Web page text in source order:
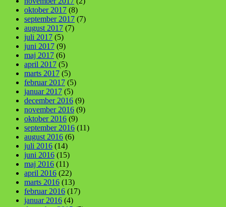
oktober 2017 (8)
september 2017 (7)
august 2017 (7)
juli 2017 (5)
juni 2017 (9)
maj 2017 (6)
april 2017 (5)
marts 2017 (5)
februar 2017 (5)
januar 2017 (5)
december 2016 (9)
november 2016 (9)
oktober 2016 (9)
september 2016 (11)
august 2016 (6)
juli 2016 (14)
juni 2016 (15)
maj 2016 (11)
april 2016 (22)
marts 2016 (13)
februar 2016 (17)
januar 2016 (4)